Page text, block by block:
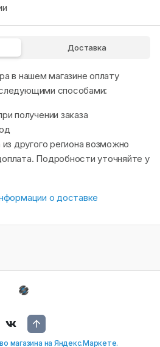
Доставка
в нашем магазине оплату
способами:
получении заказа
другого региона возможно
Подробности уточняйте у
о доставке